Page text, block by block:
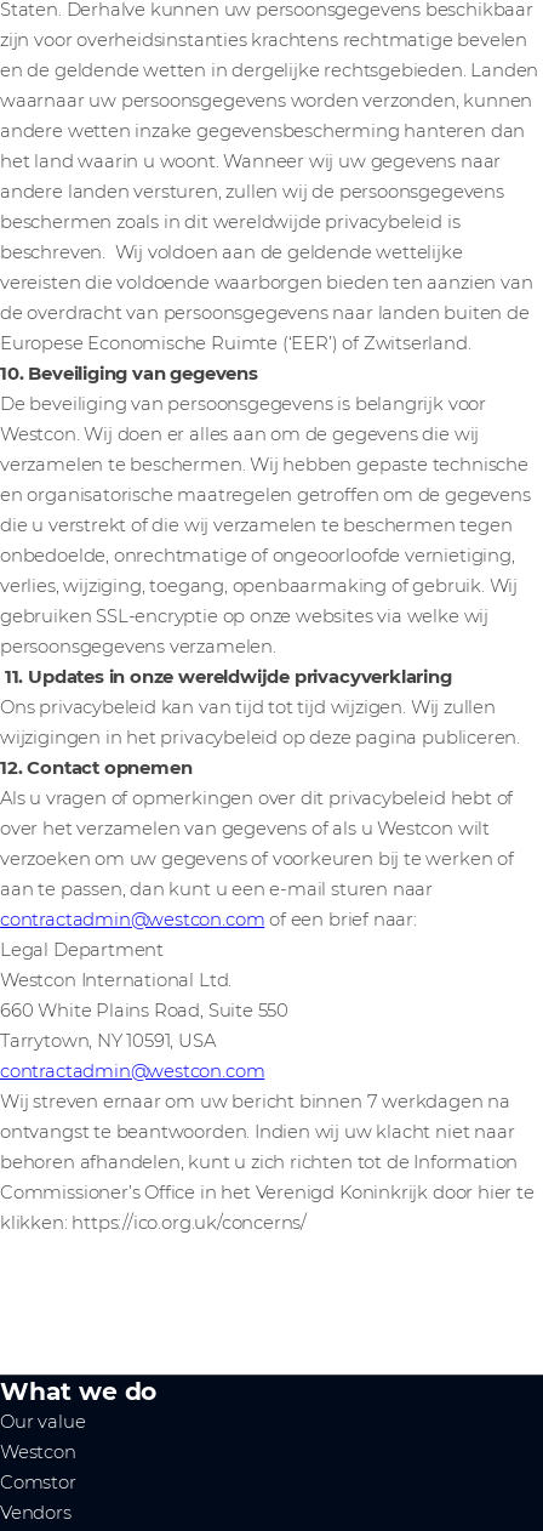
Staten. Derhalve kunnen uw persoonsgegevens beschikbaar
zijn voor overheidsinstanties krachtens rechtmatige bevelen
en de geldende wetten in dergelijke rechtsgebieden. Landen
waarnaar uw persoonsgegevens worden verzonden, kunnen
andere wetten inzake gegevensbescherming hanteren dan
het land waarin u woont. Wanneer wij uw gegevens naar
andere landen versturen, zullen wij de persoonsgegevens
beschermen zoals in dit wereldwijde privacybeleid is
beschreven. Wij voldoen aan de geldende wettelijke
vereisten die voldoende waarborgen bieden ten aanzien van
de overdracht van persoonsgegevens naar landen buiten de
Europese Economische Ruimte (‘EER’) of Zwitserland.
10. Beveiliging van gegevens
De beveiliging van persoonsgegevens is belangrijk voor
Westcon. Wij doen er alles aan om de gegevens die wij
verzamelen te beschermen. Wij hebben gepaste technische
en organisatorische maatregelen getroffen om de gegevens
die u verstrekt of die wij verzamelen te beschermen tegen
onbedoelde, onrechtmatige of ongeoorloofde vernietiging,
verlies, wijziging, toegang, openbaarmaking of gebruik. Wij
gebruiken SSL-encryptie op onze websites via welke wij
persoonsgegevens verzamelen.
11. Updates in onze wereldwijde privacyverklaring
Ons privacybeleid kan van tijd tot tijd wijzigen. Wij zullen
wijzigingen in het privacybeleid op deze pagina publiceren.
12. Contact opnemen
Als u vragen of opmerkingen over dit privacybeleid hebt of
over het verzamelen van gegevens of als u Westcon wilt
verzoeken om uw gegevens of voorkeuren bij te werken of
aan te passen, dan kunt u een e-mail sturen naar
contractadmin@westcon.com of een brief naar:
Legal Department
Westcon International Ltd.
660 White Plains Road, Suite 550
Tarrytown, NY 10591, USA
contractadmin@westcon.com
Wij streven ernaar om uw bericht binnen 7 werkdagen na
ontvangst te beantwoorden. Indien wij uw klacht niet naar
behoren afhandelen, kunt u zich richten tot de Information
Commissioner’s Office in het Verenigd Koninkrijk door hier te
klikken: https://ico.org.uk/concerns/
What we do
Our value
Westcon
Comstor
Vendors